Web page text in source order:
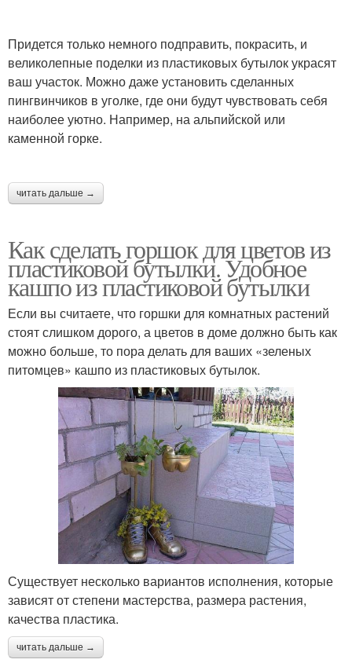
Придется только немного подправить, покрасить, и
великолепные поделки из пластиковых бутылок украсят
ваш участок. Можно даже установить сделанных
пингвинчиков в уголке, где они будут чувствовать себя
наиболее уютно. Например, на альпийской или
каменной горке.
читать дальше →
Как сделать горшок для цветов из
пластиковой бутылки. Удобное
кашпо из пластиковой бутылки
Если вы считаете, что горшки для комнатных растений
стоят слишком дорого, а цветов в доме должно быть как
можно больше, то пора делать для ваших «зеленых
питомцев» кашпо из пластиковых бутылок.
Существует несколько вариантов исполнения, которые
зависят от степени мастерства, размера растения,
качества пластика.
читать дальше →